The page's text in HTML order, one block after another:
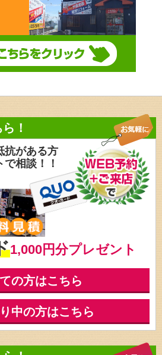
！
抗がある方
で相談！！
1,000円分プレゼント
の方はこちら
中の方はこちら